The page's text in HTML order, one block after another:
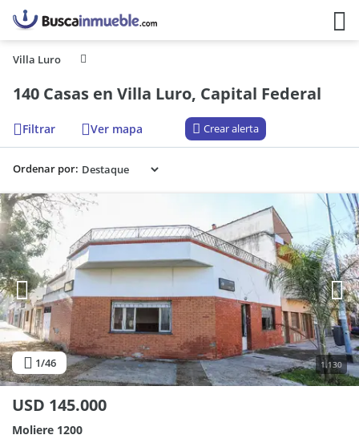
Villa Luro
140 Casas en Villa Luro, Capital Federal
Filtrar Ver mapa Crear alerta
Ordenar por:
1/46 1.130
USD 145.000
Moliere 1200